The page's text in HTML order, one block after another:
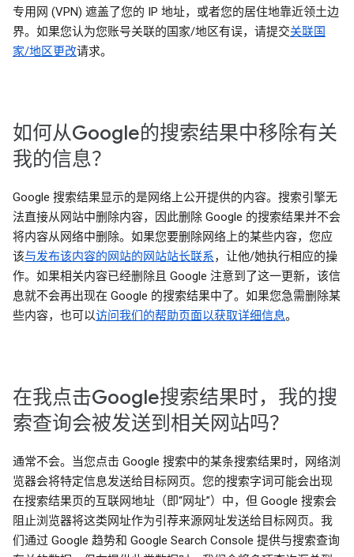
专用网 (VPN) 遮盖了您的 IP 地址，或者您的居住地靠近领土边
界。如果您认为您账号关联的国家/地区有误，请提交关联国
家/地区更改请求。
如何从Google的搜索结果中移除有关
我的信息？
Google 搜索结果显示的是网络上公开提供的内容。搜索引擎无
法直接从网站中删除内容，因此删除 Google 的搜索结果并不会
将内容从网络中删除。如果您要删除网络上的某些内容，您应
该与发布该内容的网站的网站站长联系，让他/她执行相应的操
作。如果相关内容已经删除且 Google 注意到了这一更新，该信
息就不会再出现在 Google 的搜索结果中了。如果您急需删除某
些内容，也可以访问我们的帮助页面以获取详细信息。
在我点击Google搜索结果时，我的搜
索查询会被发送到相关网站吗？
通常不会。当您点击 Google 搜索中的某条搜索结果时，网络浏
览器会将特定信息发送给目标网页。您的搜索字词可能会出现
在搜索结果页的互联网地址（即“网址”）中，但 Google 搜索会
阻止浏览器将这类网址作为引荐来源网址发送给目标网页。我
们通过 Google 趋势和 Google Search Console 提供与搜索查询